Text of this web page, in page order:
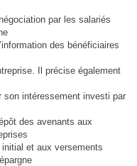
par les salariés
des bénéficiaires
Il précise également
son intéressement investi par
des avenants aux
et aux versements